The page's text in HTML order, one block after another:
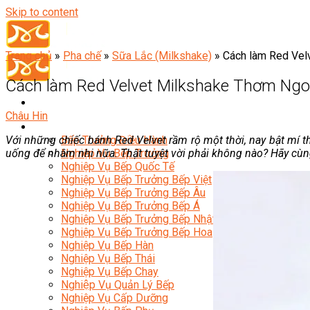
Skip to content
Bếp Trưởng Điều Hành
Nghiệp Vụ Bếp Trưởng
Nghiệp Vụ Bếp Quốc Tế
Nghiệp Vụ Bếp Trưởng Bếp Việt
Nghiệp Vụ Bếp Trưởng Bếp Âu
Nghiệp Vụ Bếp Trưởng Bếp Á
Nghiệp Vụ Bếp Trưởng Bếp Nhật
Nghiệp Vụ Bếp Trưởng Bếp Hoa
Nghiệp Vụ Bếp Hàn
Nghiệp Vụ Bếp Thái
Nghiệp Vụ Bếp Chay
Nghiệp Vụ Quản Lý Bếp
Nghiệp Vụ Cấp Dưỡng
Trang chủ » Pha chế » Sữa Lắc (Milkshake) » Cách làm Red
Cách làm Red Velvet Milkshake Thơm
Châu Hin
Với những chiếc bánh Red Velvet rầm rộ một thời, nay bật
uống để nhâm nhi nữa. Thật tuyệt vời phải không nào? Hãy